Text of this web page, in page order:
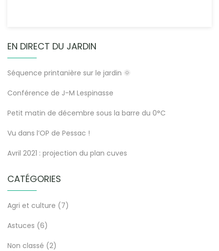
EN DIRECT DU JARDIN
Séquence printanière sur le jardin 🌞
Conférence de J-M Lespinasse
Petit matin de décembre sous la barre du 0°C
Vu dans l’OP de Pessac !
Avril 2021 : projection du plan cuves
CATÉGORIES
Agri et culture (7)
Astuces (6)
Non classé (2)